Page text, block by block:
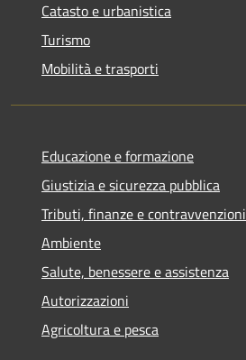
Catasto e urbanistica
Turismo
Mobilità e trasporti
Educazione e formazione
Giustizia e sicurezza pubblica
Tributi, finanze e contravvenzioni
Ambiente
Salute, benessere e assistenza
Autorizzazioni
Agricoltura e pesca